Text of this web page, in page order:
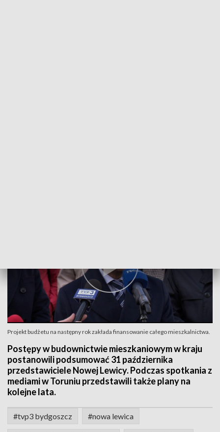
Projekt budżetu na następny rok zakłada finansowanie całego mieszkalnictwa.
Postępy w budownictwie mieszkaniowym w kraju
postanowili podsumować 31 października
przedstawiciele Nowej Lewicy. Podczas spotkania z
mediami w Toruniu przedstawili także plany na
kolejne lata.
#tvp3 bydgoszcz #nowa lewica